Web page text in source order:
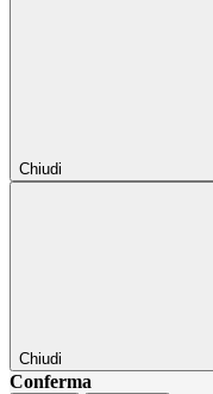
Chiudi
Chiudi
Conferma